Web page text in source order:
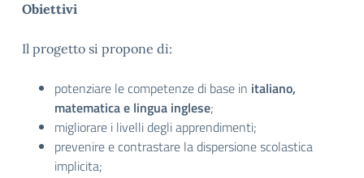
Obiettivi
Il progetto si propone di:
potenziare le competenze di base in italiano,
matematica e lingua inglese;
migliorare i livelli degli apprendimenti;
prevenire e contrastare la dispersione scolastica
implicita;